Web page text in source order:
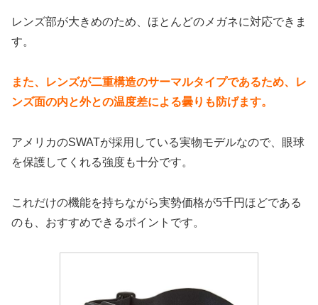
レンズ部が大きめのため、ほとんどのメガネに対応できま
す。
また、レンズが二重構造のサーマルタイプであるため、レ
ンズ面の内と外との温度差による曇りも防げます。
アメリカのSWATが採用している実物モデルなので、眼球
を保護してくれる強度も十分です。
これだけの機能を持ちながら実勢価格が5千円ほどである
のも、おすすめできるポイントです。